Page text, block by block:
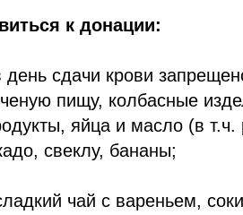
к донации:
день сдачи крови
пищу, колбасные
яйца и масло (в
свеклу, бананы;
чай с вареньем,